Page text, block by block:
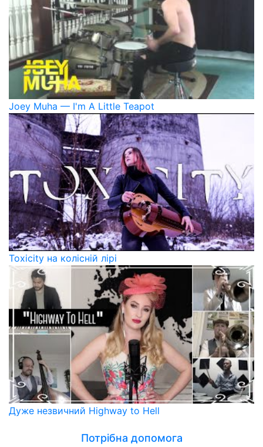
Joey Muha — I'm A Little Teapot
Toxicity на колісній лірі
Дуже незвичний Highway to Hell
Потрібна допомога